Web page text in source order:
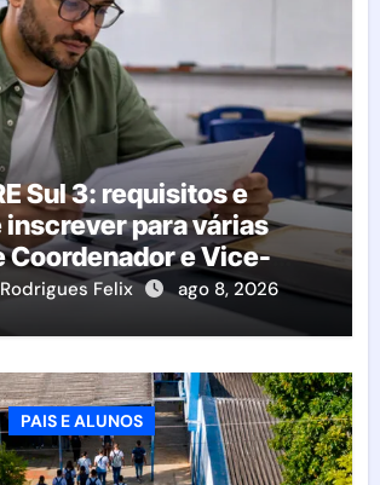
Sul 3: requisitos e
inscrever para várias
Coordenador e Vice-
Felix ago 8, 2026
PAIS E ALUNOS